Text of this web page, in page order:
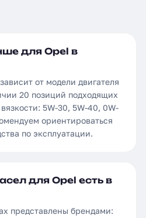
для Opel в
от модели двигателя
20 позиций подходящих
5W-30, 5W-40, 0W-
ориентироваться
по эксплуатации.
для Opel есть в
представлены брендами: